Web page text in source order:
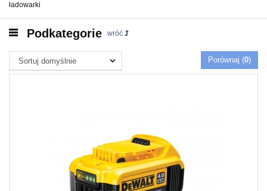
ładowarki
wróć
Podkategorie
Porównaj (0)